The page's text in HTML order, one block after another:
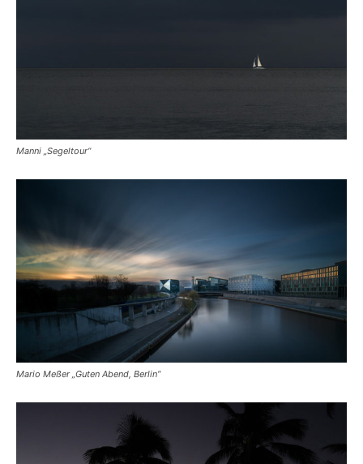
Manni „Segeltour“
Mario Meßer „Guten Abend, Berlin“